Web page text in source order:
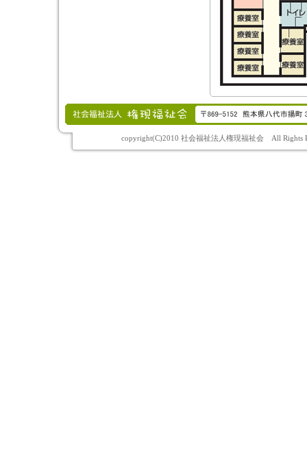
copyright(C)2010 社会福祉法人権現福祉会 All Rights